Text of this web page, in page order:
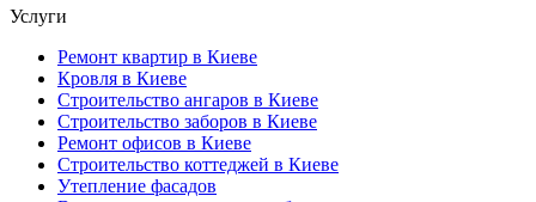
Услуги
Ремонт квартир в Киеве
Кровля в Киеве
Строительство ангаров в Киеве
Строительство заборов в Киеве
Ремонт офисов в Киеве
Строительство коттеджей в Киеве
Утепление фасадов